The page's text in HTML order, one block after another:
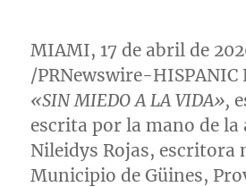
MIAMI, 17 de abril de
/PRNewswire-HISPANIC
«SIN MIEDO A LA VIDA»,
escrita por la mano de la
Nileidys Rojas, escritora
Municipio de Güines,